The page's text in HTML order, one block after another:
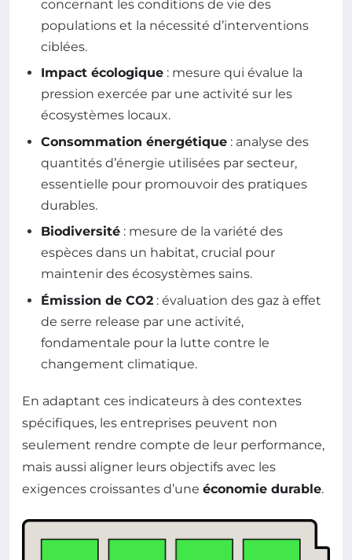
concernant les conditions de vie des
populations et la nécessité d’interventions
ciblées.
Impact écologique : mesure qui évalue la
pression exercée par une activité sur les
écosystèmes locaux.
Consommation énergétique : analyse des
quantités d’énergie utilisées par secteur,
essentielle pour promouvoir des pratiques
durables.
Biodiversité : mesure de la variété des
espèces dans un habitat, crucial pour
maintenir des écosystèmes sains.
Émission de CO2 : évaluation des gaz à effet
de serre release par une activité,
fondamentale pour la lutte contre le
changement climatique.
En adaptant ces indicateurs à des contextes
spécifiques, les entreprises peuvent non
seulement rendre compte de leur performance,
mais aussi aligner leurs objectifs avec les
exigences croissantes d’une économie durable.